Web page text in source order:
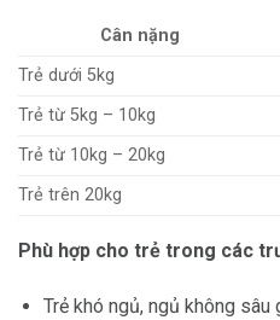
Cân nặng
Trẻ dưới 5kg
Trẻ từ 5kg – 10kg
Trẻ từ 10kg – 20kg
Trẻ trên 20kg
Phù hợp cho trẻ trong các
Trẻ khó ngủ, ngủ không